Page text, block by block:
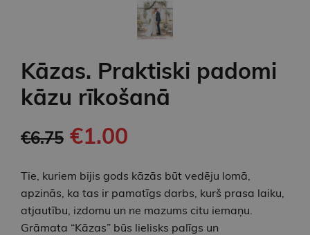
Kāzas. Praktiski padomi
kāzu rīkošanā
€6.75 €1.00
Tie, kuriem bijis gods kāzās būt vedēju lomā,
apzinās, ka tas ir pamatīgs darbs, kurš prasa laiku,
atjautību, izdomu un ne mazums citu iemaņu.
Grāmata “Kāzas” būs lielisks palīgs un